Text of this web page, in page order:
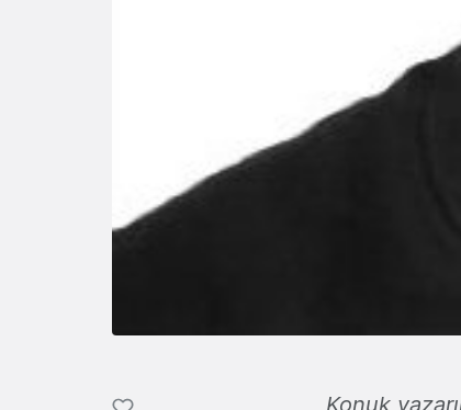
Konuk